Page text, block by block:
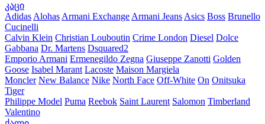
კაცი
Adidas Alohas Armani Exchange Armani Jeans Asics Boss Brunello
Cucinelli
Calvin Klein Christian Louboutin Crime London Diesel Dolce
Gabbana Dr. Martens Dsquared2
Emporio Armani Ermenegildo Zegna Giuseppe Zanotti Golden
Goose Isabel Marant Lacoste Maison Margiela
Moncler New Balance Nike North Face Off-White On Onitsuka
Tiger
Philippe Model Puma Reebok Saint Laurent Salomon Timberland
Valentino